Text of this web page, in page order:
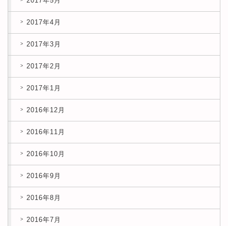
2017年4月
2017年3月
2017年2月
2017年1月
2016年12月
2016年11月
2016年10月
2016年9月
2016年8月
2016年7月